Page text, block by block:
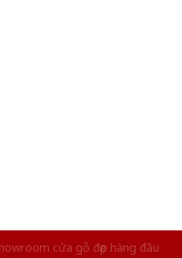
cửa gỗ đẹp hàng đầu